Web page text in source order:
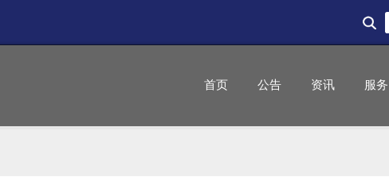
首页 公告 资讯 服务